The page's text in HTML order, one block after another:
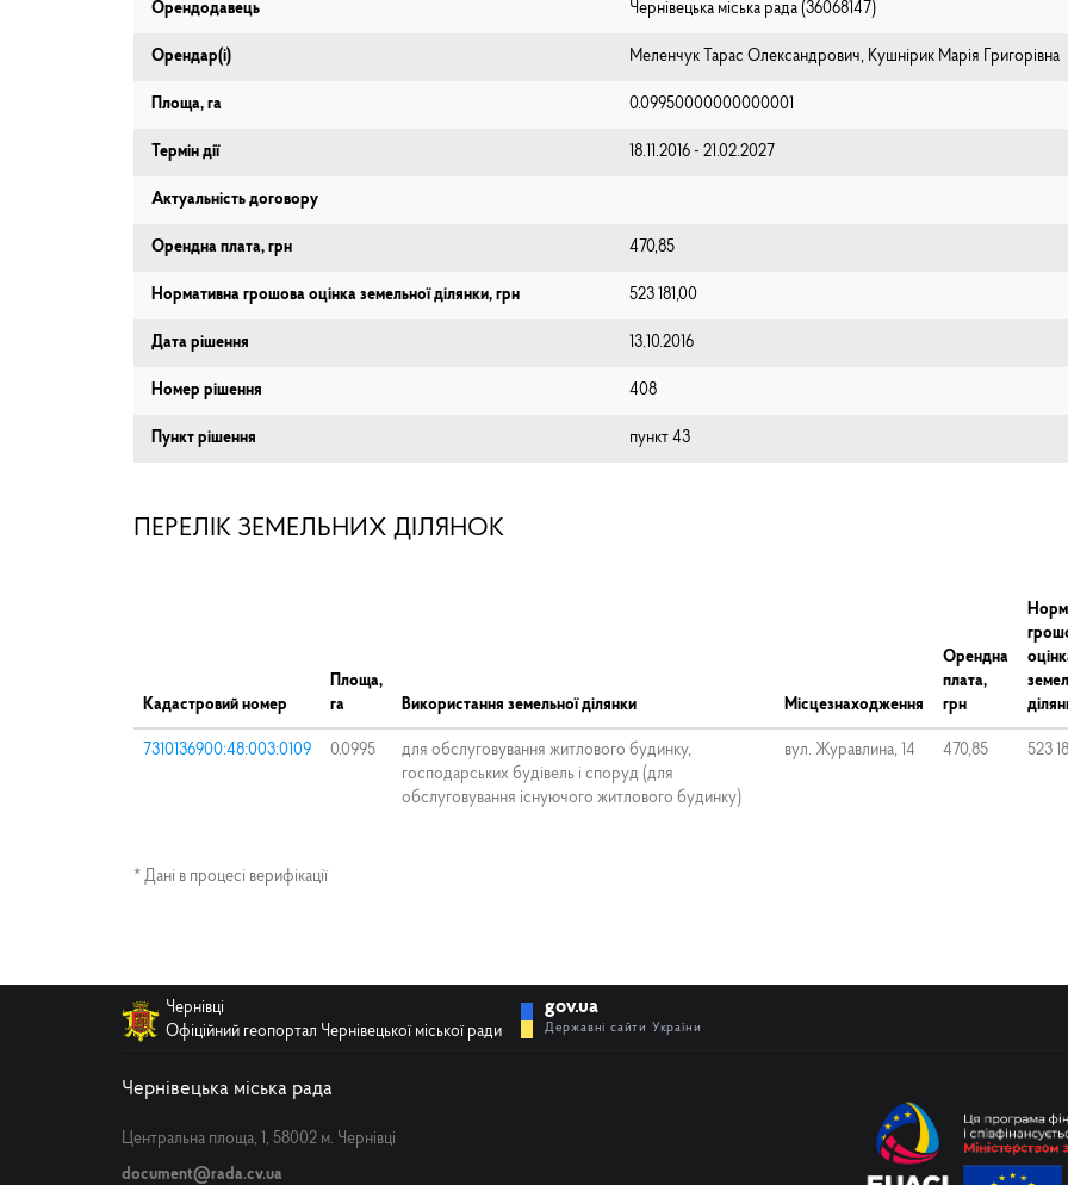
Орендодавець Чернівецька міська рада (⁨36068147⁩)
Орендар(і) Меленчук Тарас Олександрович, Кушнірик Марія Григорівна
Площа, га 0.09950000000000001
Термін дії 18.11.2016 - 21.02.2027
Актуальність договору
Орендна плата, грн 470,85
Нормативна грошова оцінка земельної ділянки, грн 523 181,00
Дата рішення 13.10.2016
Номер рішення 408
Пункт рішення пункт 43
ПЕРЕЛІК ЗЕМЕЛЬНИХ ДІЛЯНОК
Кадастровий номер
Площа,
га
Використання земельної ділянки Місцезнаходження
Орендна
плата,
грн
7310136900:48:003:0109 0.0995
для обслуговування житлового будинку,
господарських будівель і споруд (для
обслуговування існуючого житлового будинку)
вул. Журавлина, 14 470,85 523
* Дані в процесі верифікації
Чернівці
Офіційний геопортал Чернівецької міської ради
gov.ua
Державні сайти України
Чернівецька міська рада
Центральна площа, 1, 58002 м. Чернівці
document@rada.cv.ua